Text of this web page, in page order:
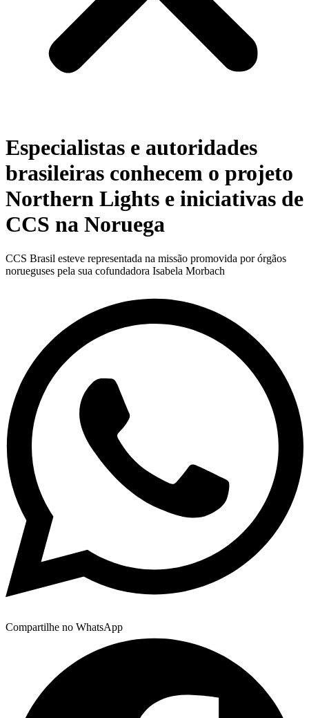
Especialistas e autoridades
brasileiras conhecem o projeto
Northern Lights e iniciativas de
CCS na Noruega
CCS Brasil esteve representada na missão promovida por órgãos
norueguses pela sua cofundadora Isabela Morbach
Compartilhe no WhatsApp